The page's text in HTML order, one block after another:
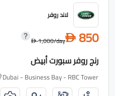
لاند روفر
D 850
D1,000/day
رنج روفر سبورت أبيض
Dubai - Business Bay - RBC Tower